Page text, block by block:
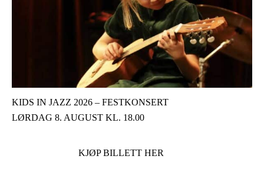
KIDS IN JAZZ 2026 – FESTKONSERT
LØRDAG 8. AUGUST KL. 18.00
KJØP BILLETT HER